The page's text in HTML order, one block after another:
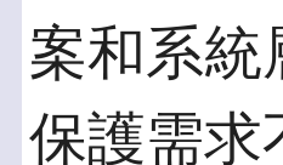
案和系統
保護需求